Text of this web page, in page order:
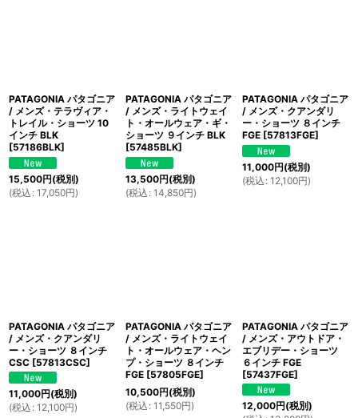
PATAGONIA パタゴニア
/ メンズ・テラヴィア・
トレイル・ショーツ 10
インチ BLK
[57186BLK]
15,500円(税別)
(税込 : 17,050円)
PATAGONIA パタゴニア
/ メンズ・ライトウェイ
ト・オールウェア・ギ・
ショーツ ９インチ BLK
[57485BLK]
13,500円(税別)
(税込 : 14,850円)
PATAGONIA パタゴニア
/ メンズ・クアンダリ
ー・ショーツ ８インチ
FGE [57813FGE]
11,000円(税別)
(税込 : 12,100円)
PATAGONIA パタゴニア
/ メンズ・クアンダリ
ー・ショーツ ８インチ
CSC [57813CSC]
11,000円(税別)
(税込 : 12,100円)
PATAGONIA パタゴニア
/ メンズ・ライトウェイ
ト・オールウェア・ヘン
プ・ショーツ ８インチ
FGE [57805FGE]
10,500円(税別)
(税込 : 11,550円)
PATAGONIA パタゴニア
/ メンズ・アウトドア・
エブリデー・ショーツ
６インチ FGE
[57437FGE]
12,000円(税別)